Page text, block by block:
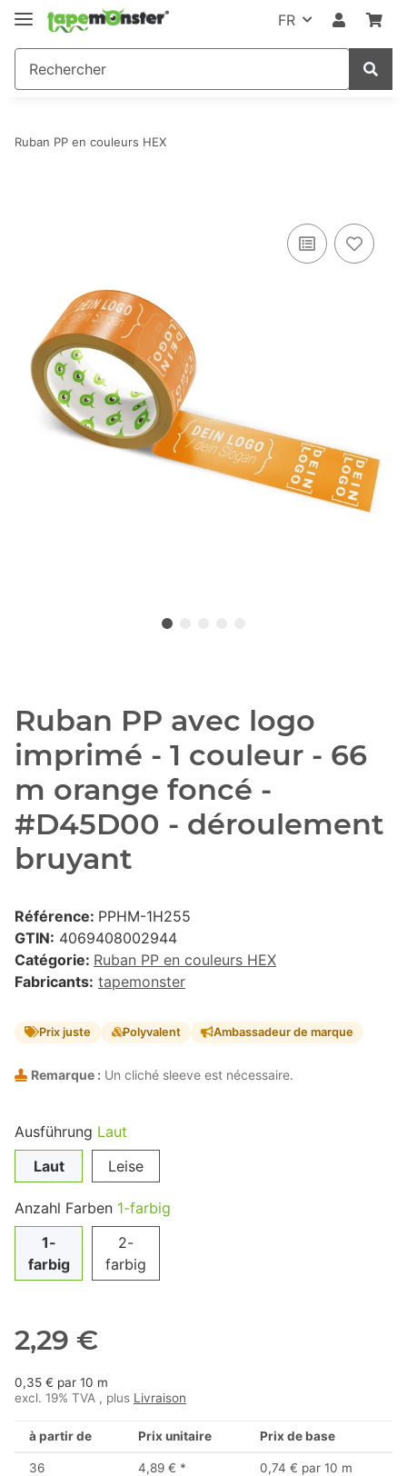
FR
Ruban PP en couleurs HEX
Ruban PP avec logo
imprimé - 1 couleur - 66
m orange foncé -
#D45D00 - déroulement
bruyant
Référence: PPHM-1H255
GTIN: 4069408002944
Catégorie: Ruban PP en couleurs HEX
Fabricants: tapemonster
Prix juste Polyvalent Ambassadeur de marque
Remarque : Un cliché sleeve est nécessaire.
Ausführung Laut
Laut
Leise
Anzahl Farben 1-farbig
1-
farbig
2-
farbig
2,29 €
0,35 € par 10 m
excl. 19% TVA , plus Livraison
à partir de Prix unitaire Prix de base
36 4,89 € * 0,74 € par 10 m